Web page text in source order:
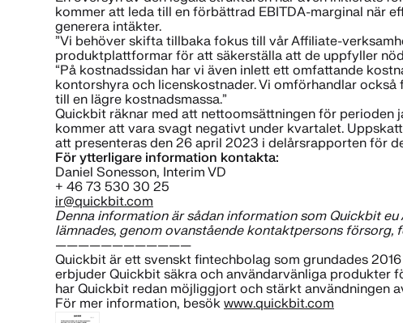
kommer att leda till en förbättrad EBITDA-marginal när
generera intäkter.
”Vi behöver skifta tillbaka fokus till vår Affiliate-
produktplattformar för att säkerställa att de uppfyller
“På kostnadssidan har vi även inlett ett omfattande
kontorshyra och licenskostnader. Vi omförhandlar
till en lägre kostnadsmassa.”
Quickbit räknar med att nettoomsättningen för
kommer att vara svagt negativt under kvartalet.
att presenteras den 26 april 2023 i delårsrapporten för
För ytterligare information kontakta:
Daniel Sonesson, Interim VD
+ 46 73 530 30 25
ir@quickbit.com
Denna information är sådan information som Quickbit
lämnades, genom ovanstående kontaktpersons försorg,
————————————
Quickbit är ett svenskt fintechbolag som grundades
erbjuder Quickbit säkra och användarvänliga produkter
har Quickbit redan möjliggjort och stärkt användningen
För mer information, besök www.quickbit.com